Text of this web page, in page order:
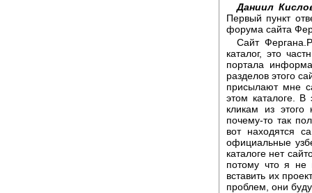
Даниил
Первый пункт
форума сайта
Сайт
каталог, это
портала
разделов этого
присылают мне
этом каталоге. В
кликам из
почему-то так
вот находятся
официальные
каталоге нет
потому что я не
вставить их
проблем, они